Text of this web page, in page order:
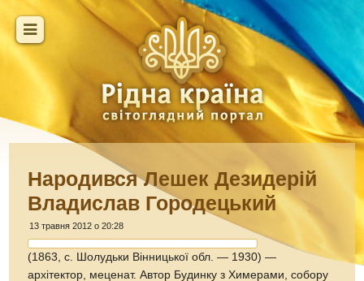
Народився Лешек Дезидерій
Владислав Городецький
13 травня 2012 о 20:28
(1863, с. Шолудьки Вінницької обл. — 1930) —
архітектор, меценат. Автор Будинку з Химерами, собору